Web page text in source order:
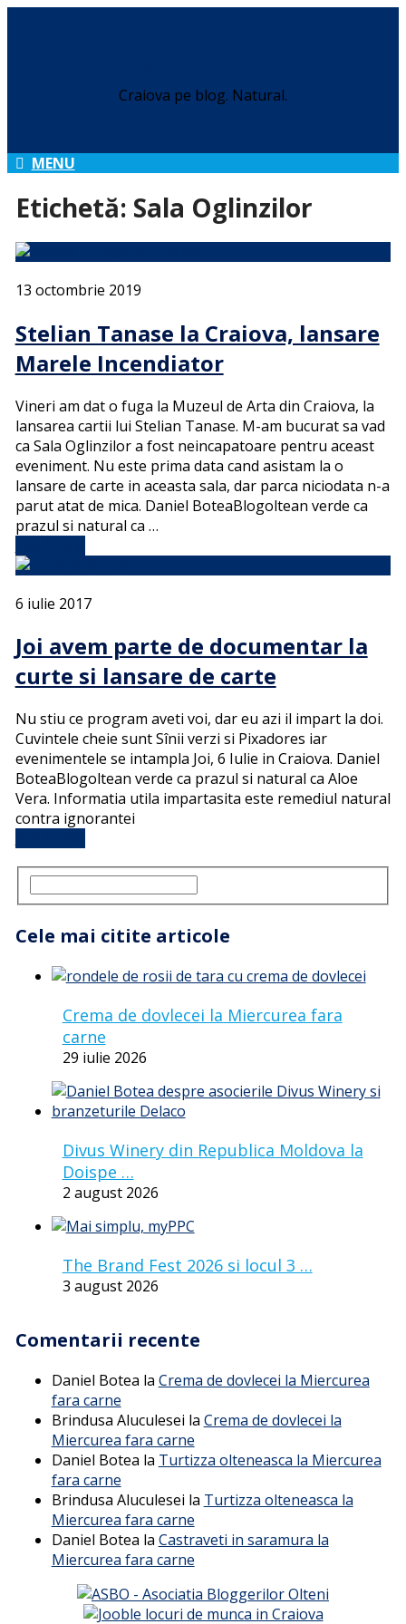
Craiova pe blog. Natural.
MENU
Etichetă: Sala Oglinzilor
13 octombrie 2019
Stelian Tanase la Craiova, lansare
Marele Incendiator
Vineri am dat o fuga la Muzeul de Arta din Craiova, la
lansarea cartii lui Stelian Tanase. M-am bucurat sa vad
ca Sala Oglinzilor a fost neincapatoare pentru aceast
eveniment. Nu este prima data cand asistam la o
lansare de carte in aceasta sala, dar parca niciodata n-a
parut atat de mica. Daniel BoteaBlogoltean verde ca
prazul si natural ca …
6 iulie 2017
Joi avem parte de documentar la
curte si lansare de carte
Nu stiu ce program aveti voi, dar eu azi il impart la doi.
Cuvintele cheie sunt Sînii verzi si Pixadores iar
evenimentele se intampla Joi, 6 Iulie in Craiova. Daniel
BoteaBlogoltean verde ca prazul si natural ca Aloe
Vera. Informatia utila impartasita este remediul natural
contra ignorantei
Cele mai citite articole
Crema de dovlecei la Miercurea fara
carne
29 iulie 2026
Divus Winery din Republica Moldova la
Doispe …
2 august 2026
The Brand Fest 2026 si locul 3 …
3 august 2026
Comentarii recente
Daniel Botea la Crema de dovlecei la Miercurea
fara carne
Brindusa Aluculesei la Crema de dovlecei la
Miercurea fara carne
Daniel Botea la Turtizza olteneasca la Miercurea
fara carne
Brindusa Aluculesei la Turtizza olteneasca la
Miercurea fara carne
Daniel Botea la Castraveti in saramura la
Miercurea fara carne